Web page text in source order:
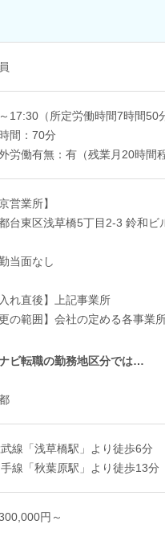
17:30（所定労働時間7時間50
間：70分
労働有無：有（残業月20時間程
営業所】
台東区浅草橋5丁目2-3 鈴和ビ
当面なし
れ直後】上記事業所
の範囲】会社の定める各事業
ビ転職の勤務地区分では…
線「浅草橋駅」より徒歩6分
線「秋葉原駅」より徒歩13分
円～